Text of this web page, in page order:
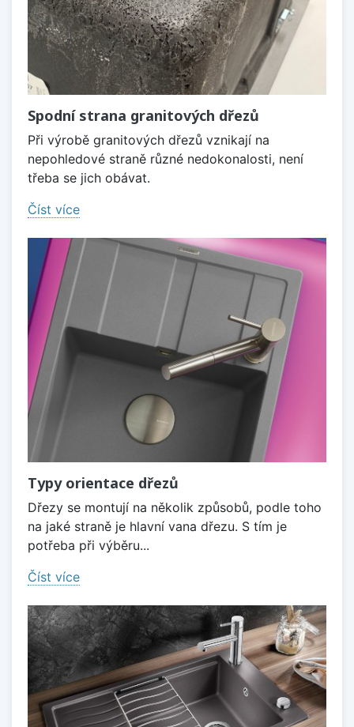
Spodní strana granitových dřezů
Při výrobě granitových dřezů vznikají na
nepohledové straně různé nedokonalosti, není
třeba se jich obávat.
Číst více
Typy orientace dřezů
Dřezy se montují na několik způsobů, podle toho
na jaké straně je hlavní vana dřezu. S tím je
potřeba při výběru...
Číst více